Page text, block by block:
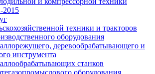
техники и тракторов
оборудования
деревообрабатывающего и
инструмента
станков
оборудования